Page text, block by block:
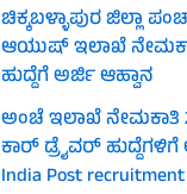
ಚಿಕ್ಕಬಳ್ಳಾಪುರ ಜಿಲ್ಲಾ
ಆಯುಷ್ ಇಲಾಖೆ ನೇಮಕಾತಿ
ಹುದ್ದೆಗೆ ಅರ್ಜಿ ಆಹ್ವಾನ
ಅಂಚೆ ಇಲಾಖೆ ನೇಮಕಾತಿ
ಕಾರ್ ಡ್ರೈವರ್ ಹುದ್ದೆಗಳಿಗೆ
India Post